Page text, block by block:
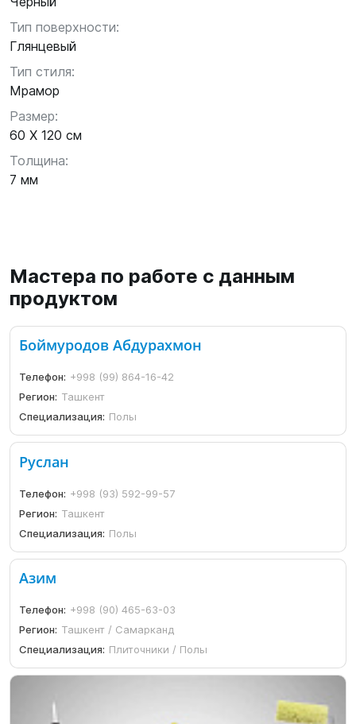
Тип поверхности:
Глянцевый
Тип стиля:
Мрамор
Размер:
60 X 120 см
Толщина:
7 мм
Мастера по работе с данным
продуктом
Боймуродов Абдурахмон
Телефон: +998 (99) 864-16-42
Регион: Ташкент
Специализация: Полы
Руслан
Телефон: +998 (93) 592-99-57
Регион: Ташкент
Специализация: Полы
Азим
Телефон: +998 (90) 465-63-03
Регион: Ташкент / Самарканд
Специализация: Плиточники / Полы